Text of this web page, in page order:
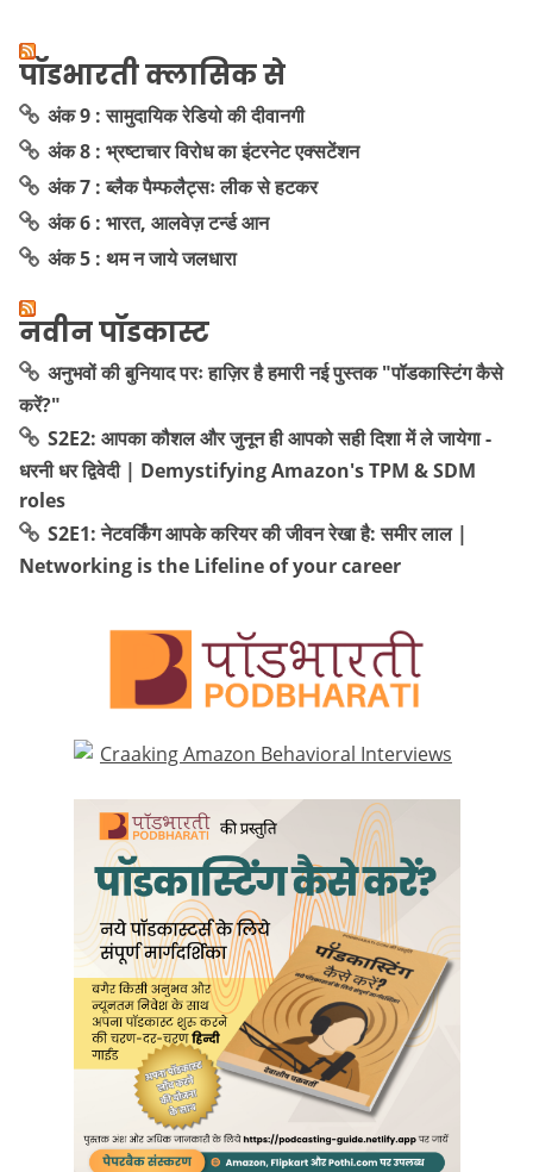
पॉडभारती क्लासिक से
अंक 9 : सामुदायिक रेडियो की दीवानगी
अंक 8 : भ्रष्टाचार विरोध का इंटरनेट एक्सटेंशन
अंक 7 : ब्लैक पैम्फलैट्सः लीक से हटकर
अंक 6 : भारत, आलवेज़ टर्न्ड आन
अंक 5 : थम न जाये जलधारा
नवीन पॉडकास्ट
अनुभवों की बुनियाद परः हाज़िर है हमारी नई पुस्तक "पॉडकास्टिंग कैसे
करें?"
S2E2: आपका कौशल और जुनून ही आपको सही दिशा में ले जायेगा -
धरनी धर द्विवेदी | Demystifying Amazon's TPM & SDM
roles
S2E1: नेटवर्किंग आपके करियर की जीवन रेखा है: समीर लाल |
Networking is the Lifeline of your career